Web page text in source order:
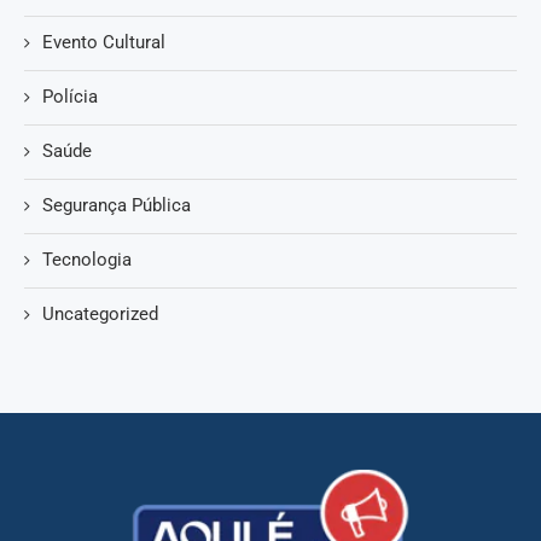
Evento Cultural
Polícia
Saúde
Segurança Pública
Tecnologia
Uncategorized